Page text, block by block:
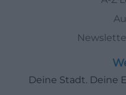
Deine Stadt. Deine